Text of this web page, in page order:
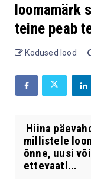
loomamärk
teine peab
Kodused lood
Hiina
millistele
õnne, uusi
ettevaatl...